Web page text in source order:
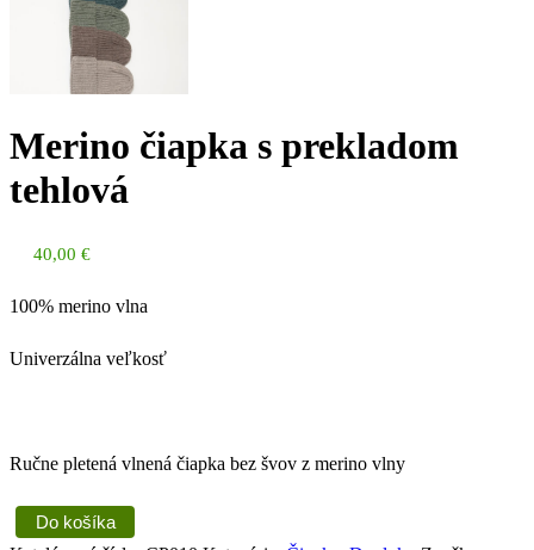
Merino čiapka s prekladom
tehlová
40,00 €
100% merino vlna
Univerzálna veľkosť
Ručne pletená vlnená čiapka bez švov z merino vlny
Do košíka